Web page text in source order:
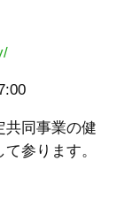
共同事業の健
参ります。